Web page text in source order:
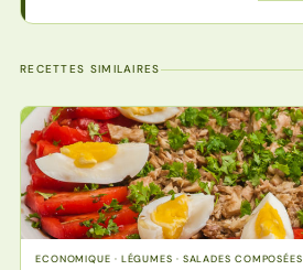
RECETTES SIMILAIRES
ECONOMIQUE · LÉGUMES · SALADES COMPOSÉES